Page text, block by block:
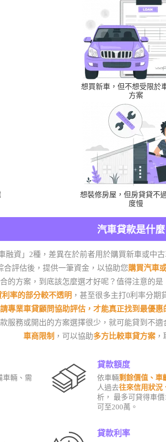
想買新車，但不想受限於
方案
想裝修房屋，但房貸貸不
度慢
汽車貸款是什麼
融資」2種，差異在於前者用於購買新車或中
評估後，提供一筆資金，以協助您購買汽車
的方案，到底該怎麼選才好呢？值得注意的
率的部分較不透明 ，甚至很多主打0利率分期
請專業車貸顧問協助評估，才能真正找到最優惠
服務或開出的方案選擇很少，就可能貸到不
車商限制 ，可以協助多方比較車貸方案
車輛、需
貸款額度
依車輛剩餘價值、車
人過去往來信用狀況
析， 最多可貸得車
可至200萬。
貸款利率